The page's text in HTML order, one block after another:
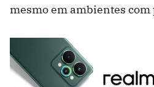
mesmo em ambientes com